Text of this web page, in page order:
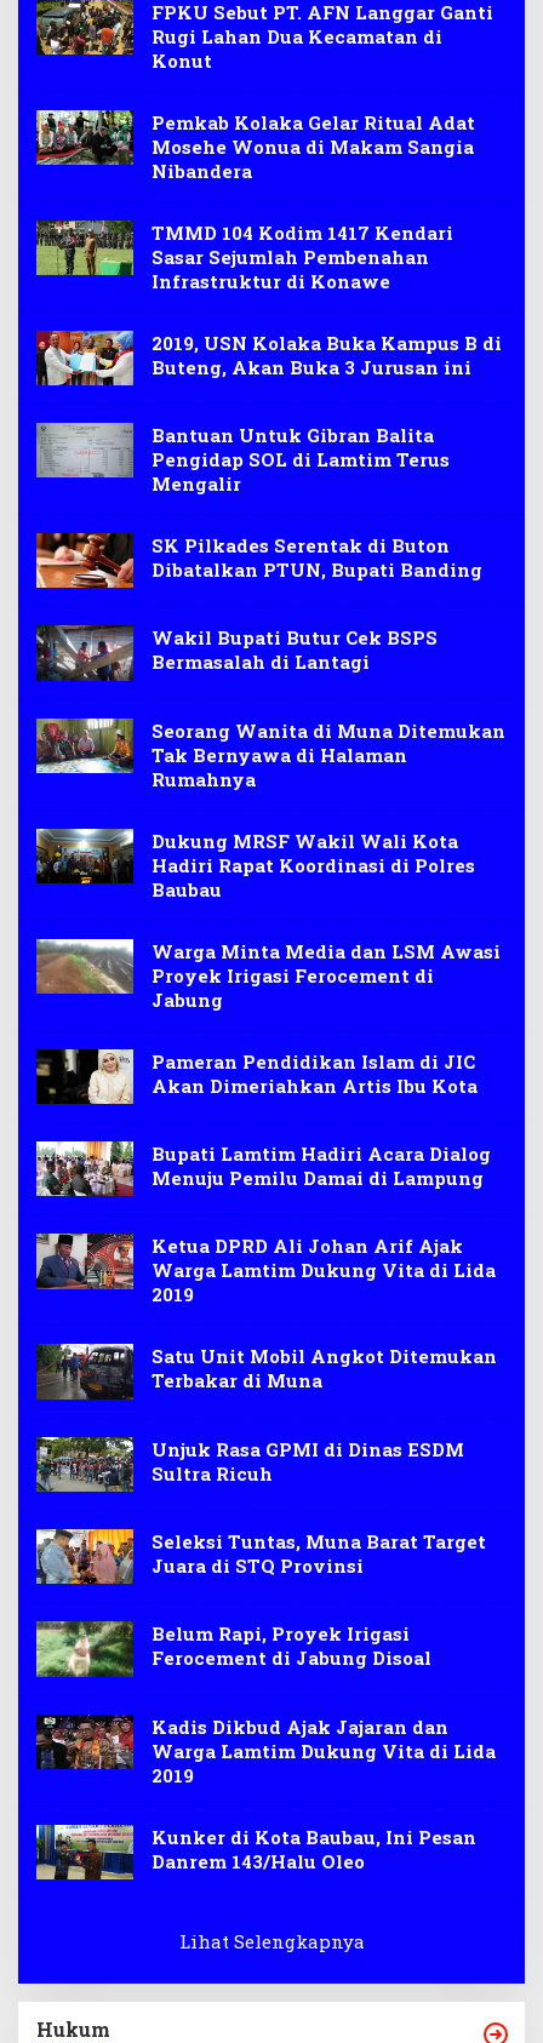
FPKU Sebut PT. AFN Langgar Ganti
Rugi Lahan Dua Kecamatan di
Konut
Pemkab Kolaka Gelar Ritual Adat
Mosehe Wonua di Makam Sangia
Nibandera
TMMD 104 Kodim 1417 Kendari
Sasar Sejumlah Pembenahan
Infrastruktur di Konawe
2019, USN Kolaka Buka Kampus B di
Buteng, Akan Buka 3 Jurusan ini
Bantuan Untuk Gibran Balita
Pengidap SOL di Lamtim Terus
Mengalir
SK Pilkades Serentak di Buton
Dibatalkan PTUN, Bupati Banding
Wakil Bupati Butur Cek BSPS
Bermasalah di Lantagi
Seorang Wanita di Muna Ditemukan
Tak Bernyawa di Halaman
Rumahnya
Dukung MRSF Wakil Wali Kota
Hadiri Rapat Koordinasi di Polres
Baubau
Warga Minta Media dan LSM Awasi
Proyek Irigasi Ferocement di
Jabung
Pameran Pendidikan Islam di JIC
Akan Dimeriahkan Artis Ibu Kota
Bupati Lamtim Hadiri Acara Dialog
Menuju Pemilu Damai di Lampung
Ketua DPRD Ali Johan Arif Ajak
Warga Lamtim Dukung Vita di Lida
2019
Satu Unit Mobil Angkot Ditemukan
Terbakar di Muna
Unjuk Rasa GPMI di Dinas ESDM
Sultra Ricuh
Seleksi Tuntas, Muna Barat Target
Juara di STQ Provinsi
Belum Rapi, Proyek Irigasi
Ferocement di Jabung Disoal
Kadis Dikbud Ajak Jajaran dan
Warga Lamtim Dukung Vita di Lida
2019
Kunker di Kota Baubau, Ini Pesan
Danrem 143/Halu Oleo
Lihat Selengkapnya
Hukum